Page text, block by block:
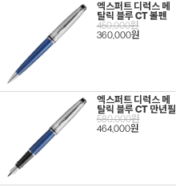
엑스퍼트 디럭스 메
탈릭 블루 CT 볼펜
450,000원
360,000원
엑스퍼트 디럭스 메
탈릭 블루 CT 만년필
580,000원
464,000원